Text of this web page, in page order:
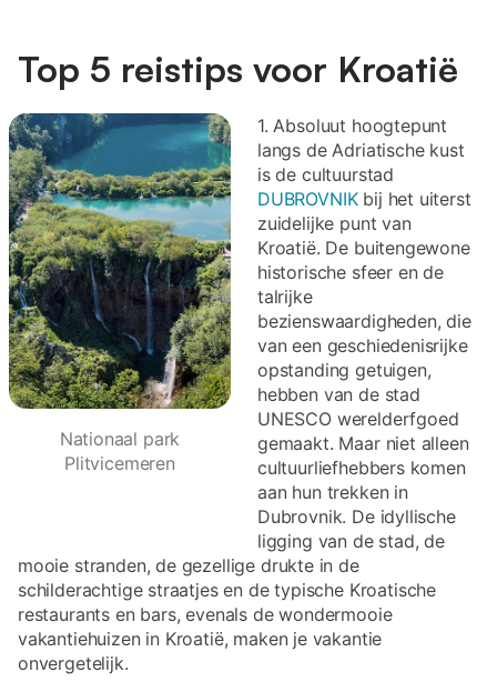
Top 5 reistips voor Kroatië
Nationaal park
Plitvicemeren
1. Absoluut hoogtepunt
langs de Adriatische kust
is de cultuurstad
DUBROVNIKbij het uiterst
zuidelijke punt van
Kroatië. De buitengewone
historische sfeer en de
talrijke
bezienswaardigheden, die
van een geschiedenisrijke
opstanding getuigen,
hebben van de stad
UNESCO werelderfgoed
gemaakt. Maar niet alleen
cultuurliefhebbers komen
aan hun trekken in
Dubrovnik. De idyllische
ligging van de stad, de
mooie stranden, de gezellige drukte in de
schilderachtige straatjes en de typische Kroatische
restaurants en bars, evenals de wondermooie
vakantiehuizen in Kroatië, maken je vakantie
onvergetelijk.